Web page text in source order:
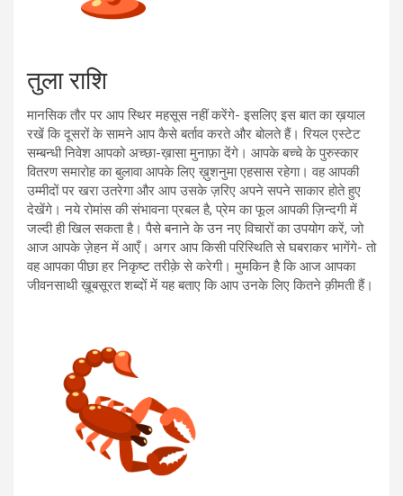
तुला राशि
मानसिक तौर पर आप स्थिर महसूस नहीं करेंगे- इसलिए इस बात का ख़याल
रखें कि दूसरों के सामने आप कैसे बर्ताव करते और बोलते हैं। रियल एस्टेट
सम्बन्धी निवेश आपको अच्छा-ख़ासा मुनाफ़ा देंगे। आपके बच्चे के पुरुस्कार
वितरण समारोह का बुलावा आपके लिए ख़ुशनुमा एहसास रहेगा। वह आपकी
उम्मीदों पर खरा उतरेगा और आप उसके ज़रिए अपने सपने साकार होते हुए
देखेंगे। नये रोमांस की संभावना प्रबल है, प्रेम का फूल आपकी ज़िन्दगी में
जल्दी ही खिल सकता है। पैसे बनाने के उन नए विचारों का उपयोग करें, जो
आज आपके ज़ेहन में आएँ। अगर आप किसी परिस्थिति से घबराकर भागेंगे- तो
वह आपका पीछा हर निकृष्ट तरीक़े से करेगी। मुमकिन है कि आज आपका
जीवनसाथी ख़ूबसूरत शब्दों में यह बताए कि आप उनके लिए कितने क़ीमती हैं।